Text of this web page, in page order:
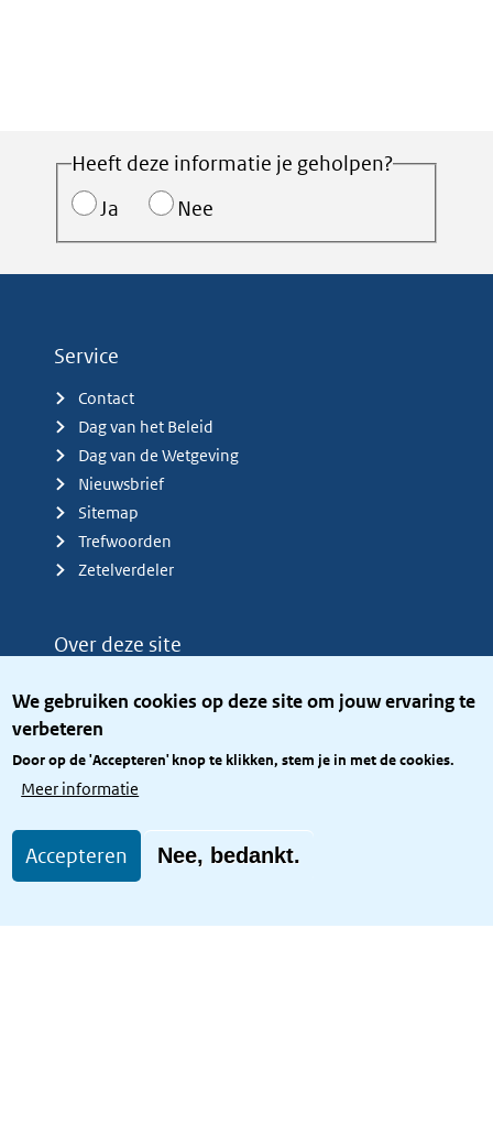
We gebruiken cookies op deze site om jouw ervaring te
verbeteren
Door op de 'Accepteren' knop te klikken, stem je in met de cookies.
Meer informatie
Accepteren Nee, bedankt.
Heeft deze informatie je geholpen?
Ja
Nee
Service
Contact
Dag van het Beleid
Dag van de Wetgeving
Nieuwsbrief
Sitemap
Trefwoorden
Zetelverdeler
Over deze site
Privacy
Toegang site openbaar
Toegankelijkheid